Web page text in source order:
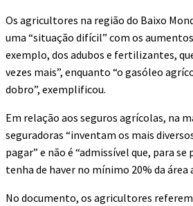
Os agricultores na região do Baixo
uma “situação difícil” com os
exemplo, dos adubos e fertilizantes,
vezes mais”, enquanto “o gasóleo
dobro”, exemplificou.
Em relação aos seguros agrícolas, na
seguradoras “inventam os mais
pagar” e não é “admissível que, para
tenha de haver no mínimo 20% da área
No documento, os agricultores referem